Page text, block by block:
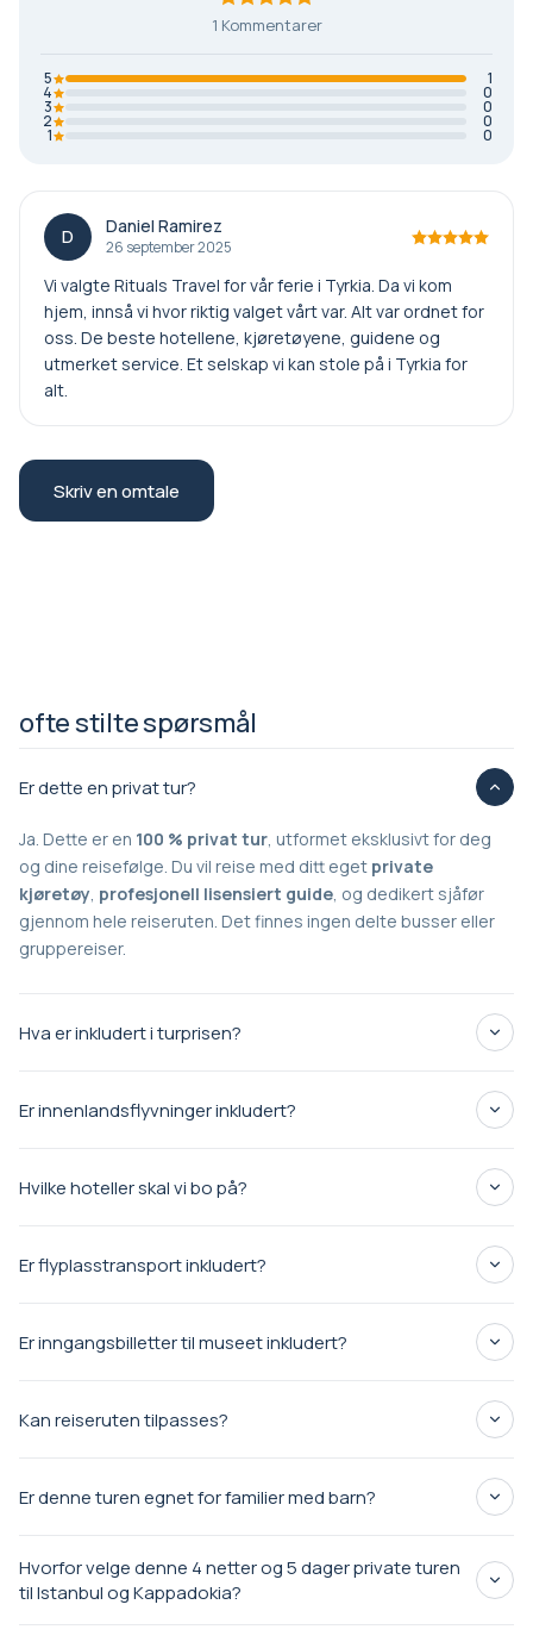
1 Kommentarer
5 1
4 0
3 0
2 0
1 0
D Daniel Ramirez
26 september 2025
Vi valgte Rituals Travel for vår ferie i Tyrkia. Da vi kom
hjem, innså vi hvor riktig valget vårt var. Alt var ordnet for
oss. De beste hotellene, kjøretøyene, guidene og
utmerket service. Et selskap vi kan stole på i Tyrkia for
alt.
Skriv en omtale
ofte stilte spørsmål
Er dette en privat tur?
Ja. Dette er en 100 % privat tur, utformet eksklusivt for deg
og dine reisefølge. Du vil reise med ditt eget private
kjøretøy, profesjonell lisensiert guide, og dedikert sjåfør
gjennom hele reiseruten. Det finnes ingen delte busser eller
gruppereiser.
Hva er inkludert i turprisen?
4 netter med overnatting på nøye utvalgte 5-stjerners
Innenlandsfly mellom Istanbul og Cappadokia
Profesjonell lisensiert engelsktalende guide
Gratis forfriskninger i bilen
Er innenlandsflyvninger inkludert?
Kappadokia til Istanbul
Hvilke hoteller skal vi bo på?
Er flyplasstransport inkludert?
Er inngangsbilletter til museet inkludert?
Kan reiseruten tilpasses?
Er denne turen egnet for familier med barn?
Hvorfor velge denne 4 netter og 5 dager private turen
til Istanbul og Kappadokia?